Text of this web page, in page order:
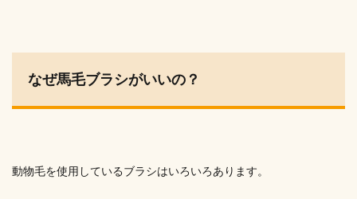
なぜ馬毛ブラシがいいの？
動物毛を使用しているブラシはいろいろあります。